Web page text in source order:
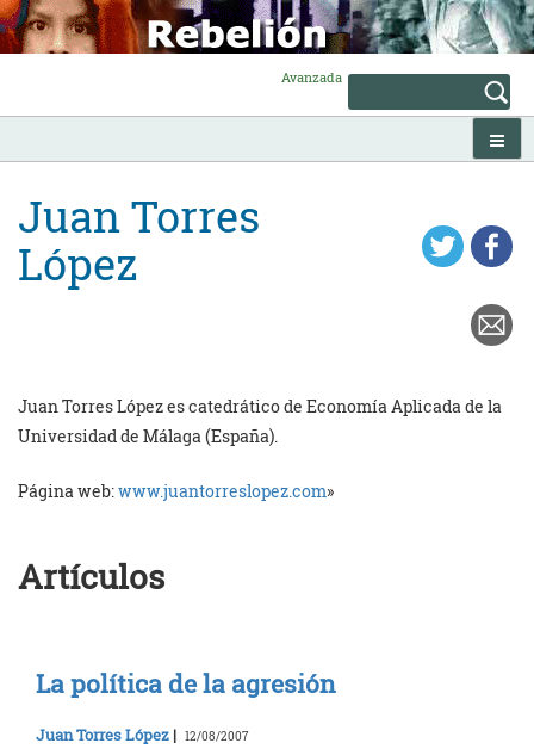
Skip
to
content
Avanzada
Juan Torres
López
Juan Torres López es catedrático de Economía Aplicada de la
Universidad de Málaga (España).
Página web:www.juantorreslopez.com»
Artículos
La política de la agresión
Juan Torres López | 12/08/2007